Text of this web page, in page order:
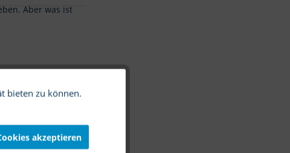
Aber was ist
Aktiv
Inaktiv
bieten zu können.
akzeptieren